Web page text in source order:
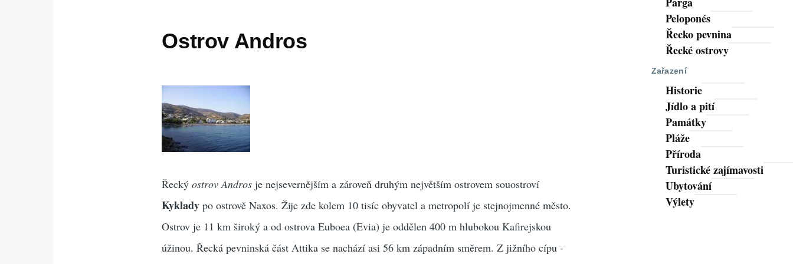
Ostrov Andros
Řeckýostrov Andros je nejsevernějším a zároveň druhým největším ostrovem souostroví
Kyklady po ostrově Naxos. Žije zde kolem 10 tisíc obyvatel a metropolí je stejnojmenné město.
Ostrov je 11 km široký a od ostrova Euboea (Evia) je oddělen 400 m hlubokou Kafirejskou
úžinou. Řecká pevninská část Attika se nachází asi 56 km západním směrem. Z jižního cípu -
Peloponés
Řecko pevnina
Řecké ostrovy
Zařazení
Historie
Jídlo a pití
Památky
Pláže
Příroda
Turistické zajímavosti
Ubytování
Výlety